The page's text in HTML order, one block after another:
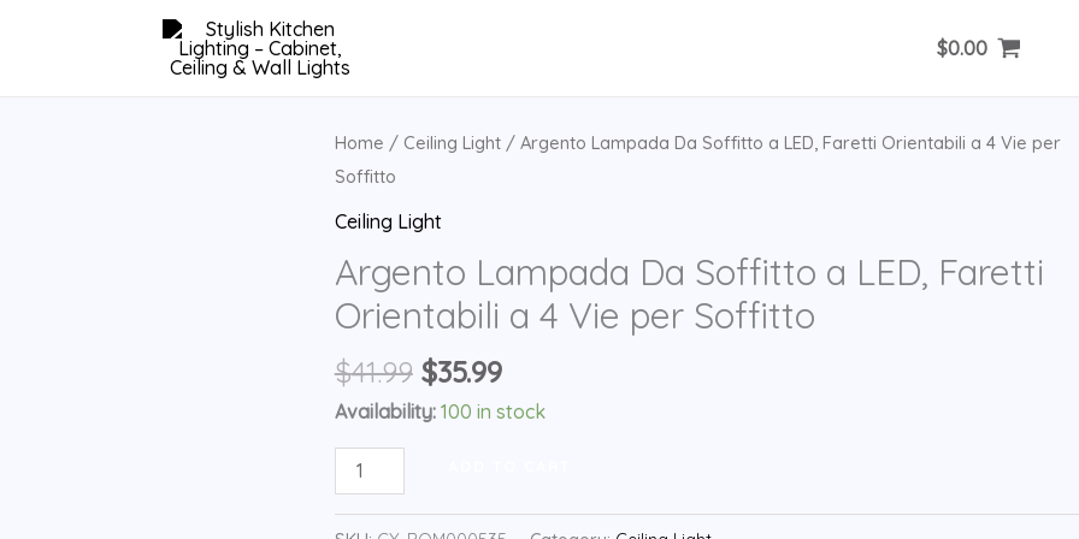
$0.00
Home / Ceiling Light/ Argento Lampada Da Soffitto a LED, Faretti Orientabili a 4 Vie per
Soffitto
Ceiling Light
Argento Lampada Da Soffitto a LED, Faretti
Orientabili a 4 Vie per Soffitto
$41.99 Original
price
$35.99Current
price
Availability: 100 in stock
Argento
Lampada
Da